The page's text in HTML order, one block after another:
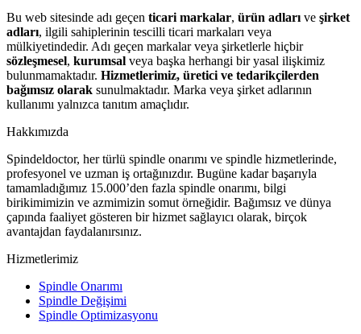
Bu web sitesinde adı geçen ticari markalar, ürün adları ve şirket
adları, ilgili sahiplerinin tescilli ticari markaları veya
mülkiyetindedir. Adı geçen markalar veya şirketlerle hiçbir
sözleşmesel, kurumsal veya başka herhangi bir yasal ilişkimiz
bulunmamaktadır. Hizmetlerimiz, üretici ve tedarikçilerden
bağımsız olarak sunulmaktadır. Marka veya şirket adlarının
kullanımı yalnızca tanıtım amaçlıdır.
Hakkımızda
Spindeldoctor, her türlü spindle onarımı ve spindle hizmetlerinde,
profesyonel ve uzman iş ortağınızdır. Bugüne kadar başarıyla
tamamladığımız 15.000’den fazla spindle onarımı, bilgi
birikimimizin ve azmimizin somut örneğidir. Bağımsız ve dünya
çapında faaliyet gösteren bir hizmet sağlayıcı olarak, birçok
avantajdan faydalanırsınız.
Hizmetlerimiz
Spindle Onarımı
Spindle Değişimi
Spindle Optimizasyonu